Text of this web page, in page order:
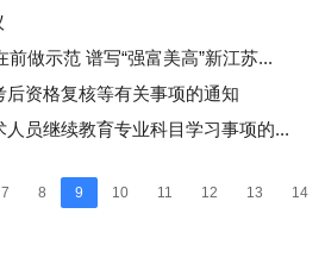
做示范 谱写“强富美高”新江苏...
资格复核等有关事项的通知
员继续教育专业科目学习事项的...
7 8 9 10 11 12 13 14